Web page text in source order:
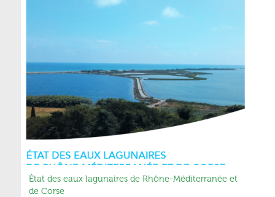
État des eaux lagunaires de Rhône-Méditerranée et
de Corse